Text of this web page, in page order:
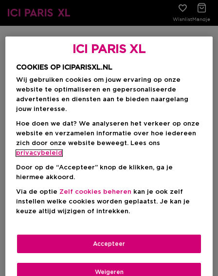
WishlistMandje
Voucher niet ontvangen. Wat
nu?
automatisch een Beauty Member Voucher van €5,- en
worden de punten van jouw saldo afgeschreven. De
verwerking hiervan duurt ongeveer drie weken.
Ben je onlangs verhuisd? Werk dan jepersoonlijke
accountbij met de juiste adresgegevens. Dit kun je
ook eenvoudig doen via de ICI PARIS XL app.
Zijn jouw gegevens correct en heb je toch geen
Beauty Member Voucher ontvangen? Neem
ICI PARIS XL
COOKIES OP ICIPARISXL.NL
Wij gebruiken cookies om jouw ervaring op onze
website te optimaliseren en gepersonaliseerde
advertenties en diensten aan te bieden naargelang
jouw interesse.
Hoe doen we dat? We analyseren het verkeer op onze
website en verzamelen informatie over hoe iedereen
zich door onze website beweegt. Lees ons
privacybeleid
Door op de “Accepteer” knop de klikken, ga je
hiermee akkoord.
Via de optie Zelf cookies beheren kan je ook zelf
instellen welke cookies worden geplaatst. Je kan je
keuze altijd wijzigen of intrekken.
Weigeren
Accepteer